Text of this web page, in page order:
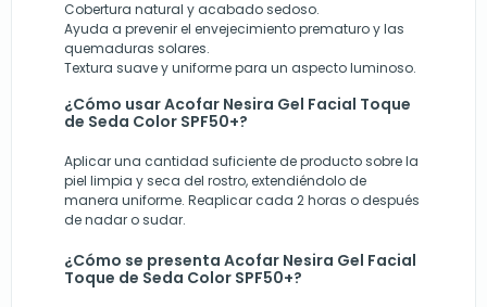
Cobertura natural y acabado sedoso.
Ayuda a prevenir el envejecimiento prematuro y las
quemaduras solares.
Textura suave y uniforme para un aspecto luminoso.
¿Cómo usar Acofar Nesira Gel Facial Toque
de Seda Color SPF50+?
Aplicar una cantidad suficiente de producto sobre la
piel limpia y seca del rostro, extendiéndolo de
manera uniforme. Reaplicar cada 2 horas o después
de nadar o sudar.
¿Cómo se presenta Acofar Nesira Gel Facial
Toque de Seda Color SPF50+?